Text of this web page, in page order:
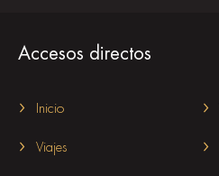
Accesos directos
Inicio
Viajes